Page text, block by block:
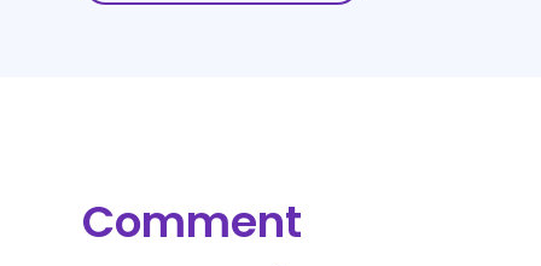
Comment